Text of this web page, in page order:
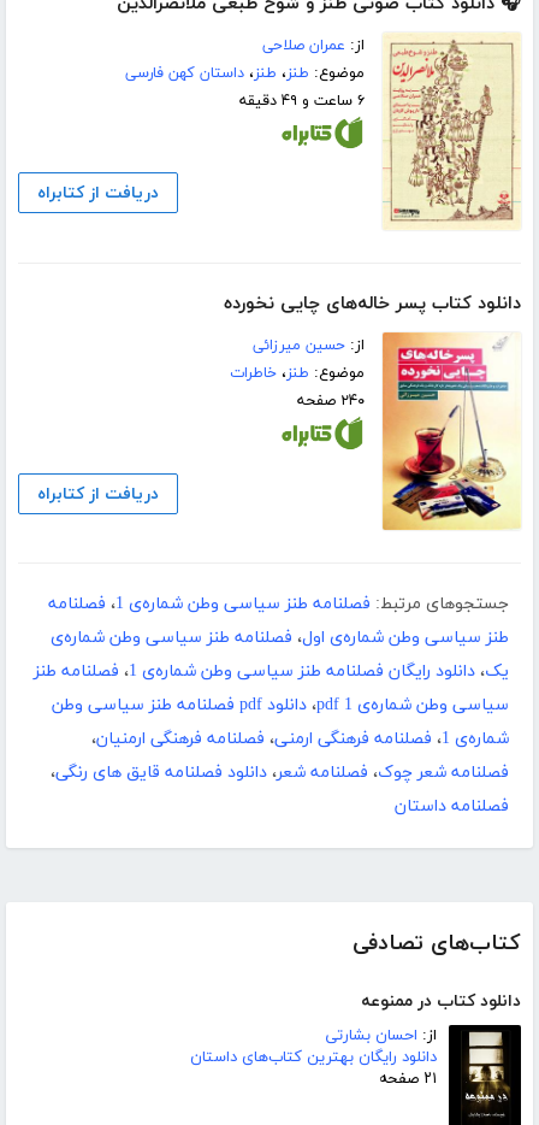
کتاب‌های تصادفی
دانلود کتاب در ممنوعه
از: احسان بشارتی
دانلود رایگان بهترین کتاب‌های داستان
۲۱ صفحه
از: عمران صلاحی
موضوع: طنز، طنز،داستان کهن فارسی
۶ ساعت و ۴۹ دقیقه
دریافت از کتابراه
دانلود کتاب پسر خاله‌های چایی نخورده
از:حسین میرزائی
موضوع: طنز،خاطرات
۲۴۰ صفحه
دریافت از کتابراه
جستجوهای مرتبط: فصلنامه طنز سیاسی وطن شماره‌ی 1 ، فصلنامه
طنز سیاسی وطن شماره‌ی اول، فصلنامه طنز سیاسی وطن شماره‌ی
یک، دانلود رایگان فصلنامه طنز سیاسی وطن شماره‌ی 1 ، فصلنامه طنز
سیاسی وطن شماره‌ی 1 pdf
،
دانلود pdf فصلنامه طنز سیاسی وطن
شماره‌ی 1 ، فصلنامه فرهنگی ارمنی، فصلنامه فرهنگی ارمنیان،
فصلنامه شعر چوک، فصلنامه شعر، دانلود فصلنامه قایق های رنگی،
فصلنامه داستان